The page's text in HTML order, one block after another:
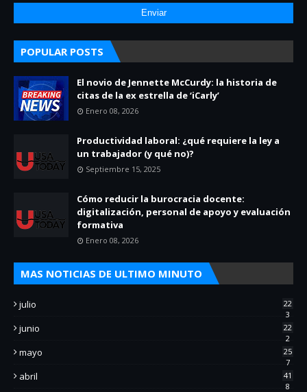
POPULAR POSTS
El novio de Jennette McCurdy: la historia de
citas de la ex estrella de ‘iCarly’
Enero 08, 2026
Productividad laboral: ¿qué requiere la ley a
un trabajador (y qué no)?
Septiembre 15, 2025
Cómo reducir la burocracia docente:
digitalización, personal de apoyo y evaluación
formativa
Enero 08, 2026
MAS NOTICIAS DE ULTIMO MINUTO
julio
22
3
junio
22
2
mayo
25
7
abril
41
8